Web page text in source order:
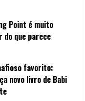
Point é muito
do que parece
favorito:
novo livro de Babi